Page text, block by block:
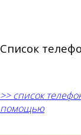
Список
>> список
помощью